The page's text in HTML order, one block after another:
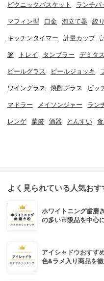
ピクニックバスケット ランチバ
マフィン型 口金 泡立て器 絞
キッチンタイマー 計量カップ
箸 トレイ タンブラー デミタ
ビールグラス ビールジョッキ
ワイングラス 焼酎グラス ピッ
マドラー メイソンジャー ラン
レンゲ 菜箸 酒器 とんすい
よく見られている人気お
ホワイトニング歯磨
の多い市販品を中心
アイシャドウおすす
色&ラメ入り商品を徹